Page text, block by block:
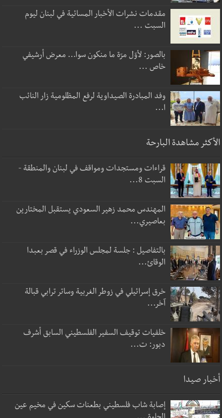
مقدمات نشرات الأخبار المسائية في لبنان ليوم
السبت ...
بالصور: لأوّل مرّة ما منكون سوا… معرض أرشيفي
خاص ...
وفد المبادرة الصيداوية لرفع المظلومية زار النائب
ا...
الأكثر مشاهدة البارحة
قراءات ومستجدات ومواقف في لبنان والمنطقة -
السبت 8...
المهندس محمد زهير السعودي يستقبل المختارين
بعاصيري...
بالتفاصيل : جلسة لمجلس الوزراء في قصر بعبدا
الوقائ...
خرق إسرائيلي في زوطر الغربية وساتر ترابي قبالة
آخر...
خلفيات توقيف السفير الفلسطيني السابق أشرف
دبور: ت...
أخبار صيدا
إصابة شاب فلسطيني بطعنات سكين في مخيم عين